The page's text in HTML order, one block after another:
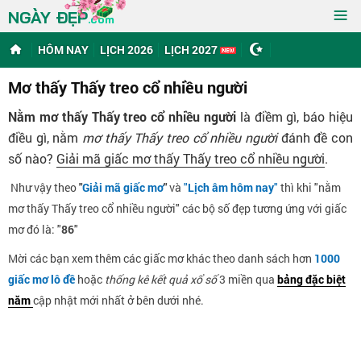
NGÀY ĐẸP.com ≡
HÔM NAY LỊCH 2026 LỊCH 2027
Mơ thấy Thấy treo cổ nhiều người
Nằm mơ thấy Thấy treo cổ nhiều ngườilà điềm gì, báo hiệu
điều gì, nằm mơ thấy Thấy treo cổ nhiều ngườiđánh đề con
số nào? Giải mã giấc mơ thấy Thấy treo cổ nhiều người.
Như vậy theo"Giải mã giấc mơ"và "Lịch âm hôm nay" thì khi "nằm
mơ thấy Thấy treo cổ nhiều người" các bộ số đẹp tương ứng với giấc
mơ đó là: "86"
Mời các bạn xem thêm các giấc mơ khác theo danh sách hơn 1000
giấc mơ lô đề hoặc thống kê kết quả xổ số3 miền qua bảng đặc biệt
nămcập nhật mới nhất ở bên dưới nhé.